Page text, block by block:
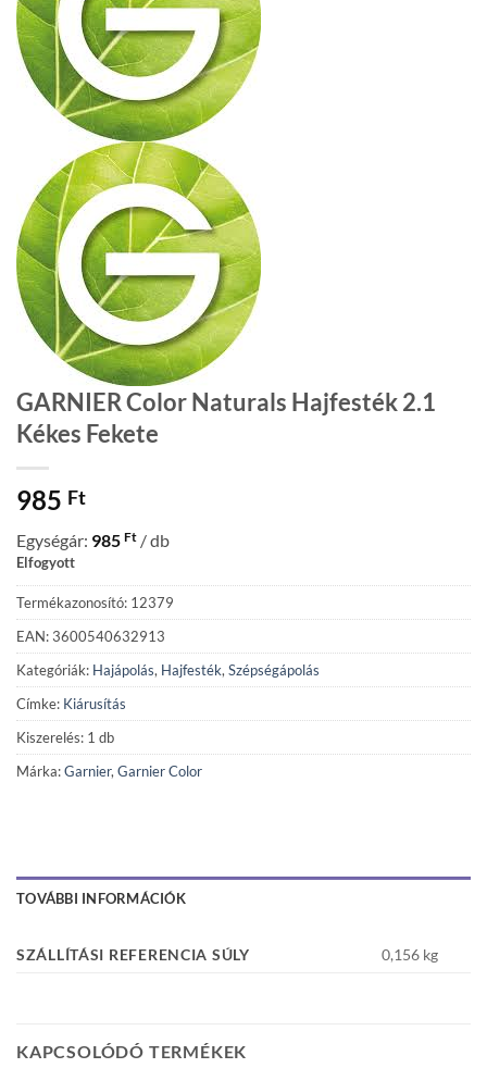
GARNIER Color Naturals Hajfesték 2.1
Kékes Fekete
985 Ft
Egységár: 985 Ft / db
Elfogyott
Termékazonosító: 12379
EAN: 3600540632913
Kategóriák: Hajápolás, Hajfesték, Szépségápolás
Címke: Kiárusítás
Kiszerelés: 1 db
Márka:Garnier, Garnier Color
TOVÁBBI INFORMÁCIÓK
SZÁLLÍTÁSI REFERENCIA SÚLY 0,156 kg
KAPCSOLÓDÓ TERMÉKEK